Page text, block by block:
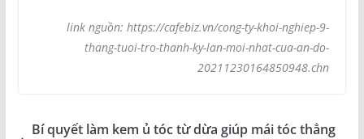
link nguồn: https://cafebiz.vn/cong-ty-khoi-nghiep-9-
thang-tuoi-tro-thanh-ky-lan-moi-nhat-cua-an-do-
20211230164850948.chn
Bí quyết làm kem ủ tóc từ dừa giúp mái tóc thẳng